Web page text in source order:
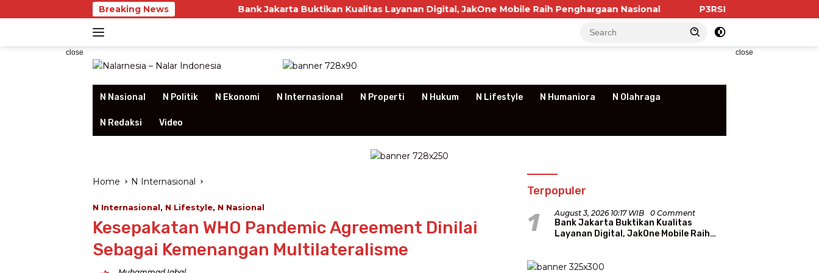
to
Breaking News Bank Jakarta Buktikan Kualitas Layanan Digital, JakOne Mobile Raih Penghargaan Nasional P3RSI Temui Kementerian PKP,
close close
N Nasional N Politik N Ekonomi N Internasional N Properti N Hukum N Lifestyle N Humaniora N Olahraga
N Redaksi Video
Home N Internasional
N Internasional, N Lifestyle, N Nasional
Kesepakatan WHO Pandemic Agreement Dinilai
Sebagai Kemenangan Multilateralisme
Terpopuler
1 August 3, 2026 10:17 WIB 0 Comment
Bank Jakarta Buktikan Kualitas
Layanan Digital, JakOne Mobile Raih